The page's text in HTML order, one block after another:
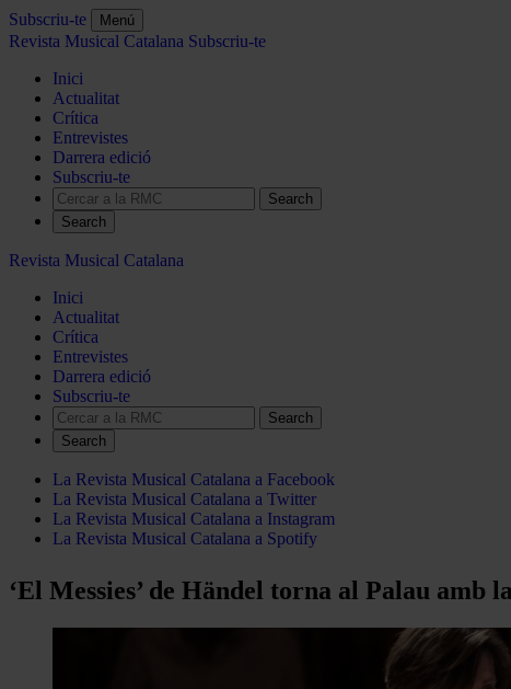
Subscriu-te Menú
Revista Musical Catalana Subscriu-te
Inici
Actualitat
Crítica
Entrevistes
Darrera edició
Subscriu-te
Search
Revista Musical Catalana
Inici
Actualitat
Crítica
Entrevistes
Darrera edició
Subscriu-te
Search
La Revista Musical Catalana a Facebook
La Revista Musical Catalana a Twitter
La Revista Musical Catalana a Instagram
La Revista Musical Catalana a Spotify
‘El Messies’ de Händel torna al Palau